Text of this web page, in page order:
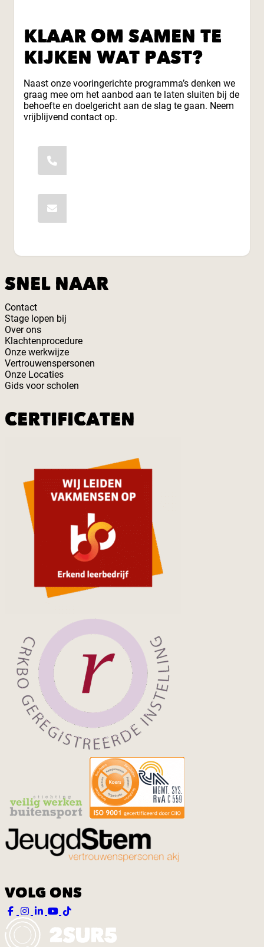
KLAAR OM SAMEN TE
KIJKEN WAT PAST?
Naast onze vooringerichte programma’s denken we
graag mee om het aanbod aan te laten sluiten bij de
behoefte en doelgericht aan de slag te gaan. Neem
vrijblijvend contact op.
SNEL NAAR
Contact
Stage lopen bij
Over ons
Klachtenprocedure
Onze werkwijze
Vertrouwenspersonen
Onze Locaties
Gids voor scholen
CERTIFICATEN
VOLG ONS